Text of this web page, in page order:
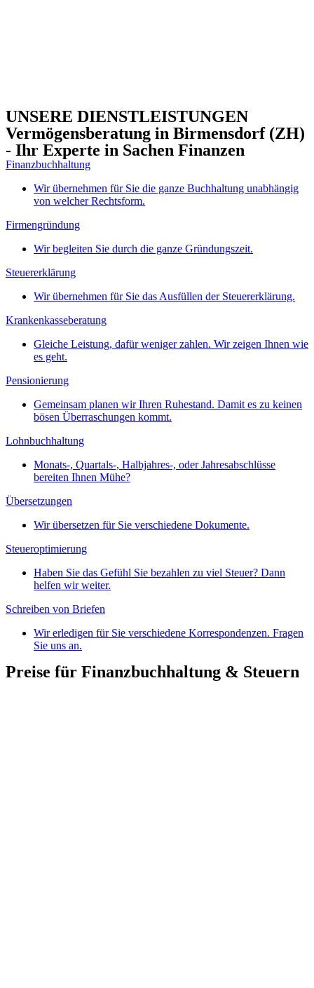
UNSERE DIENSTLEISTUNGEN
Vermögensberatung in Birmensdorf (ZH)
- Ihr Experte in Sachen Finanzen
Finanzbuchhaltung
Wir übernehmen für Sie die ganze Buchhaltung unabhängig
von welcher Rechtsform.
Firmengründung
Wir begleiten Sie durch die ganze Gründungszeit.
Steuererklärung
Wir übernehmen für Sie das Ausfüllen der Steuererklärung.
Krankenkasseberatung
Gleiche Leistung, dafür weniger zahlen. Wir zeigen Ihnen wie
es geht.
Pensionierung
Gemeinsam planen wir Ihren Ruhestand. Damit es zu keinen
bösen Überraschungen kommt.
Lohnbuchhaltung
Monats-, Quartals-, Halbjahres-, oder Jahresabschlüsse
bereiten Ihnen Mühe?
Übersetzungen
Wir übersetzen für Sie verschiedene Dokumente.
Steueroptimierung
Haben Sie das Gefühl Sie bezahlen zu viel Steuer? Dann
helfen wir weiter.
Schreiben von Briefen
Wir erledigen für Sie verschiedene Korrespondenzen. Fragen
Sie uns an.
Preise für Finanzbuchhaltung & Steuern